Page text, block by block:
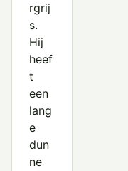
rgrij
s.
Hij
heef
t
een
lang
e
dun
ne